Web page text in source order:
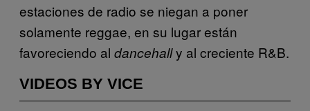
estaciones de radio se niegan a poner
solamente reggae, en su lugar están
favoreciendo al dancehally al creciente R&B.
VIDEOS BY VICE